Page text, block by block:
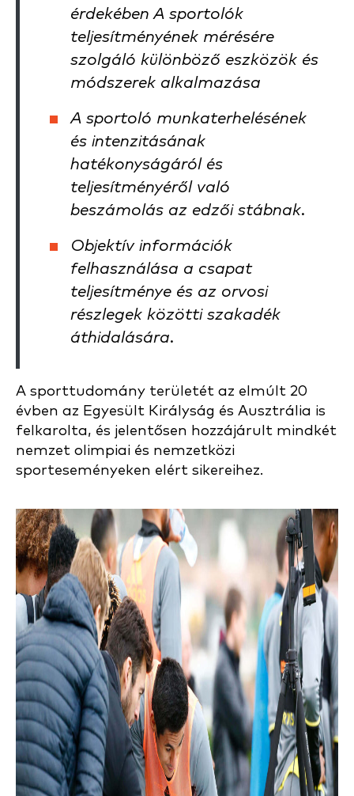
érdekében A sportolók
teljesítményének mérésére
szolgáló különböző eszközök és
módszerek alkalmazása
A sportoló munkaterhelésének
és intenzitásának
hatékonyságáról és
teljesítményéről való
beszámolás az edzői stábnak.
Objektív információk
felhasználása a csapat
teljesítménye és az orvosi
részlegek közötti szakadék
áthidalására.
A sporttudomány területét az elmúlt 20
évben az Egyesült Királyság és Ausztrália is
felkarolta, és jelentősen hozzájárult mindkét
nemzet olimpiai és nemzetközi
sporteseményeken elért sikereihez.